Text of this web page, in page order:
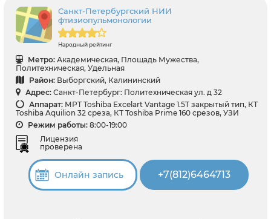
Санкт-Петербургский НИИ
фтизиопульмонологии
Народный рейтинг
Метро: Академическая, Площадь Мужества,
Политехническая, Удельная
Район: Выборгский, Калининский
Адрес: Санкт-Петербург: Политехническая ул. д 32
Аппарат: МРТ Toshiba Excelart Vantage 1.5T закрытый тип, КТ
Toshiba Aquilion 32 среза, КТ Toshiba Prime 160 срезов, УЗИ
Режим работы: 8:00-19:00
Лицензия
проверена
Онлайн запись +7(812)6464713